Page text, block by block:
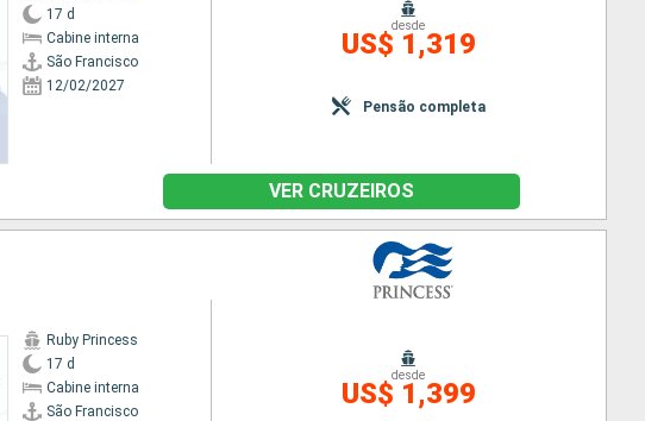
17 d
Cabine interna
São Francisco
12/02/2027
desde
US$ 1,319
Pensão completa
VER CRUZEIROS
Ruby Princess
17 d
Cabine interna
São Francisco
desde
US$ 1,399